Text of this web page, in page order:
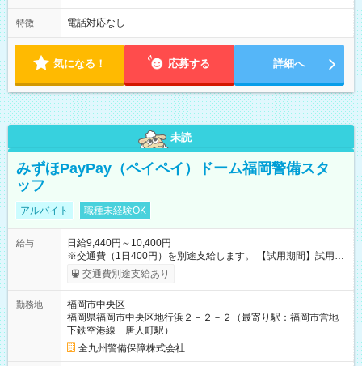
特徴 電話対応なし
気になる！ 応募する 詳細へ
未読
みずほPayPay（ペイペイ）ドーム福岡警備スタ
ッフ
アルバイト 職種未経験OK
給与
日給9,440円～10,400円
※交通費（1日400円）を別途支給します。 【試用期間】試用期
間あり 試用期間の長さ：3ヶ月 ※ 雇用形態と給与に、本採用時
と異なる部分があります。 雇用形態：本採用時と同じです。 給
時給1,060円
交通費別途支給あり
勤務地
福岡市中央区
福岡県福岡市中央区地行浜２－２－２（最寄り駅：福岡市営地
下鉄空港線 唐人町駅）
全九州警備保障株式会社